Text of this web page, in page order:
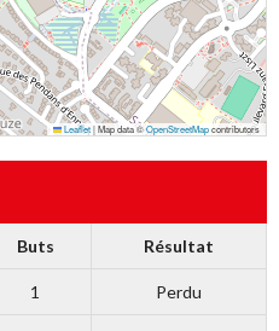
Leaflet|Map data ©OpenStreetMapcontributors
Buts Résultat
1 Perdu